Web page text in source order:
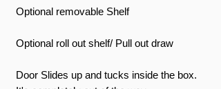
Optional removable Shelf
Optional roll out shelf/ Pull out draw
Door Slides up and tucks inside the box.